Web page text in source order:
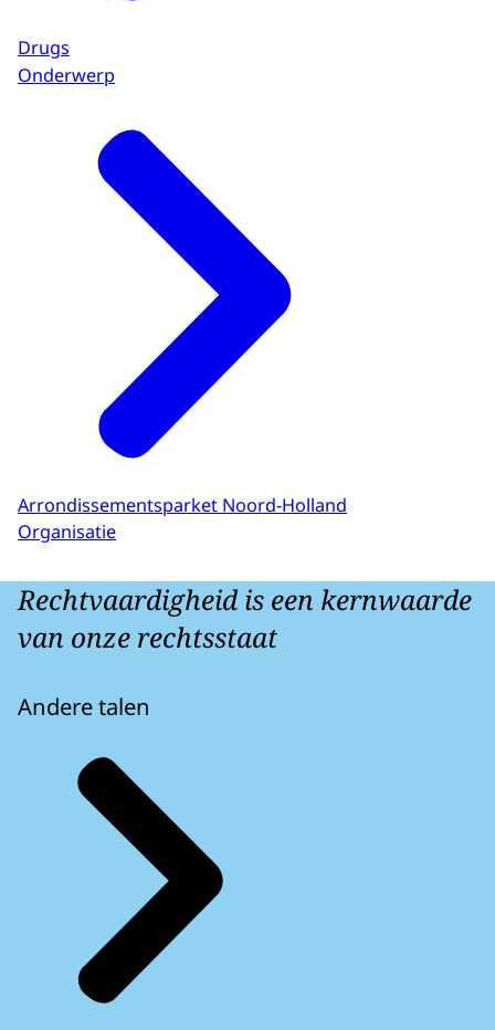
Drugs
Onderwerp
Arrondissementsparket Noord-Holland
Organisatie
Rechtvaardigheid is een kernwaarde
van onze rechtsstaat
Andere talen